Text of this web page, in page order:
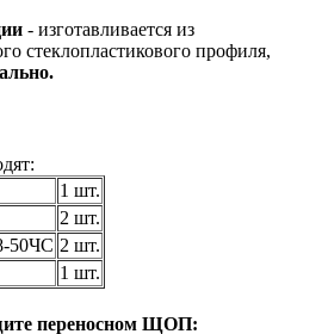
- изготавливается из
стеклопластикового профиля,
1 шт.
2 шт.
50ЧС 2 шт.
1 шт.
переносном ЩОП: